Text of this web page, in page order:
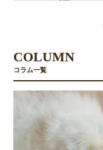
COLUMN
コラム一覧